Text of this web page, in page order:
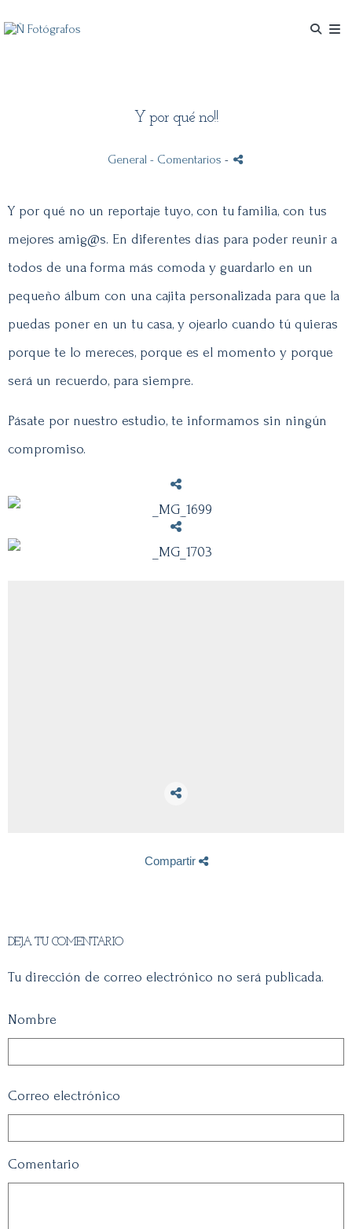
Y por qué no!!
General - Comentarios -
Y por qué no un reportaje tuyo, con tu familia, con tus
mejores amig@s. En diferentes días para poder reunir a
todos de una forma más comoda y guardarlo en un
pequeño álbum con una cajita personalizada para que la
puedas poner en un tu casa, y ojearlo cuando tú quieras
porque te lo mereces, porque es el momento y porque
será un recuerdo, para siempre.
Pásate por nuestro estudio, te informamos sin ningún
compromiso.
Compartir
DEJA TU COMENTARIO
Tu dirección de correo electrónico no será publicada.
Nombre
Correo electrónico
Comentario